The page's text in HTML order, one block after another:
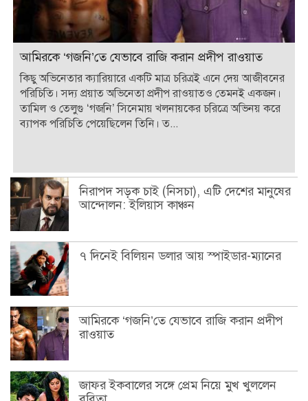
আমিরকে ‘গজনি’তে যেভাবে রাজি করান প্রদীপ রাওয়াত
কিছু অভিনেতার ক্যারিয়ারে একটি মাত্র চরিত্রই এনে দেয় আজীবনের
পরিচিতি। সদ্য প্রয়াত অভিনেতা প্রদীপ রাওয়াতও তেমনই একজন।
তামিল ও তেলুগু ‘গজনি’ সিনেমায় খলনায়কের চরিত্রে অভিনয় করে
ব্যাপক পরিচিতি পেয়েছিলেন তিনি। ত...
নিরাপদ সড়ক চাই (নিসচা), এটি দেশের মানুষের
আন্দোলন: ইলিয়াস কাঞ্চন
৭ দিনেই বিলিয়ন ডলার আয় স্পাইডার-ম্যানের
আমিরকে ‘গজনি’তে যেভাবে রাজি করান প্রদীপ
রাওয়াত
জাফর ইকবালের সঙ্গে প্রেম নিয়ে মুখ খুললেন